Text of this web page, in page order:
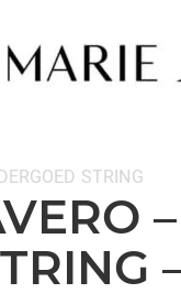
STRING